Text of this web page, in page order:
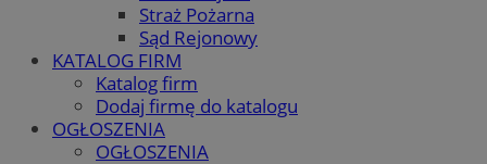
Straż Pożarna
Sąd Rejonowy
KATALOG FIRM
Katalog firm
Dodaj firmę do katalogu
OGŁOSZENIA
OGŁOSZENIA